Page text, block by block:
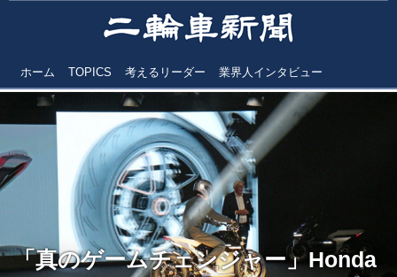
ホーム TOPICS 考えるリーダー 業界人インタビュー
「真のゲームチェンジャー」Honda